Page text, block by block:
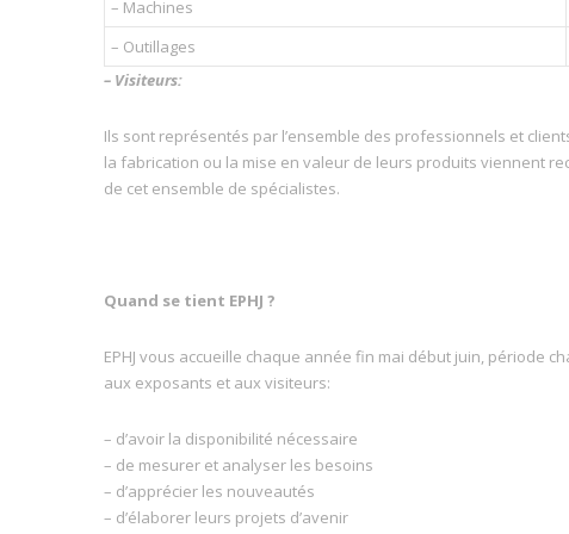
– Machines
– Outillages
– Visiteurs:
Ils sont représentés par l’ensemble des professionnels et
la fabrication ou la mise en valeur de leurs produits viennent
de cet ensemble de spécialistes.
Quand se tient EPHJ ?
EPHJ vous accueille chaque année fin mai début juin, période
aux exposants et aux visiteurs:
– d’avoir la disponibilité nécessaire
– de mesurer et analyser les besoins
– d’apprécier les nouveautés
– d’élaborer leurs projets d’avenir